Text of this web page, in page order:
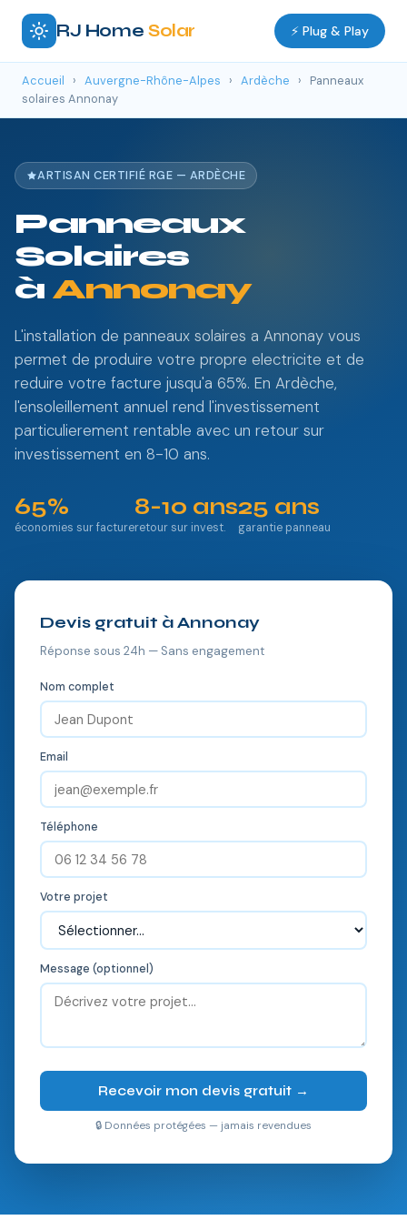
RJ Home Solar ⚡ Plug & Play
Accueil › Auvergne-Rhône-Alpes › Ardèche ›
Panneaux
solaires Annonay
ARTISAN CERTIFIÉ RGE — ARDÈCHE
Panneaux
Solaires
àAnnonay
L'installation de panneaux solaires a Annonay vous
permet de produire votre propre electricite et de
reduire votre facture jusqu'a 65%. En Ardèche,
l'ensoleillement annuel rend l'investissement
particulierement rentable avec un retour sur
investissement en 8-10 ans.
65%
économies sur facture
8-10 ans
retour sur invest.
25 ans
garantie panneau
Devis gratuit à Annonay
Réponse sous 24h — Sans engagement
Nom complet
Email
Téléphone
Votre projet
Message (optionnel)
Recevoir mon devis gratuit →
🔒 Données protégées — jamais revendues